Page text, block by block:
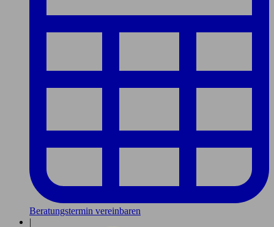
Beratungstermin vereinbaren
|